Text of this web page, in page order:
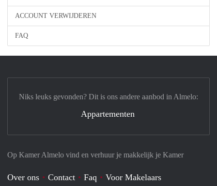
ACCOUNT VERWIJDEREN
FAQ
Op Kamer Almelo vind en verhuur je makkelijk je Kamer
Over ons Contact Faq Voor Makelaars
Niks leuks gevonden? Dit is ons andere aanbod in Almelo:
Appartementen